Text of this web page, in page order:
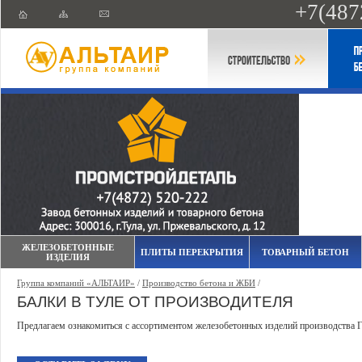
ЖЕЛЕЗОБЕТОННЫЕ
ИЗДЕЛИЯ
ПЛИТЫ ПЕРЕКРЫТИЯ ТОВАРНЫЙ БЕТОН
Группа компаний «АЛЬТАИР» / Производство бетона и ЖБИ /
БАЛКИ В ТУЛЕ ОТ ПРОИЗВОДИТЕЛЯ
Предлагаем ознакомиться с ассортиментом железобетонных изделий